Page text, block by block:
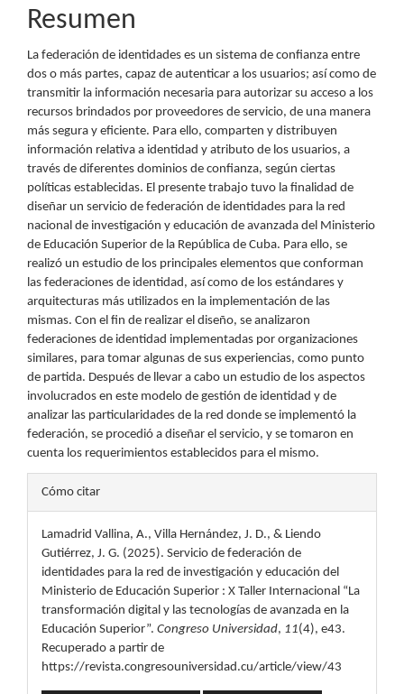
Resumen
La federación de identidades es un sistema de confianza entre
dos o más partes, capaz de autenticar a los usuarios; así como de
transmitir la información necesaria para autorizar su acceso a los
recursos brindados por proveedores de servicio, de una manera
más segura y eficiente. Para ello, comparten y distribuyen
información relativa a identidad y atributo de los usuarios, a
través de diferentes dominios de confianza, según ciertas
políticas establecidas. El presente trabajo tuvo la finalidad de
diseñar un servicio de federación de identidades para la red
nacional de investigación y educación de avanzada del Ministerio
de Educación Superior de la República de Cuba. Para ello, se
realizó un estudio de los principales elementos que conforman
las federaciones de identidad, así como de los estándares y
arquitecturas más utilizados en la implementación de las
mismas. Con el fin de realizar el diseño, se analizaron
federaciones de identidad implementadas por organizaciones
similares, para tomar algunas de sus experiencias, como punto
de partida. Después de llevar a cabo un estudio de los aspectos
involucrados en este modelo de gestión de identidad y de
analizar las particularidades de la red donde se implementó la
federación, se procedió a diseñar el servicio, y se tomaron en
cuenta los requerimientos establecidos para el mismo.
Detalles
del
artículo
Cómo citar
Lamadrid Vallina, A., Villa Hernández, J. D., & Liendo
Gutiérrez, J. G. (2025). Servicio de federación de
identidades para la red de investigación y educación del
Ministerio de Educación Superior : X Taller Internacional “La
transformación digital y las tecnologías de avanzada en la
Educación Superior”. Congreso Universidad, 11(4), e43.
Recuperado a partir de
https://revista.congresouniversidad.cu/article/view/43